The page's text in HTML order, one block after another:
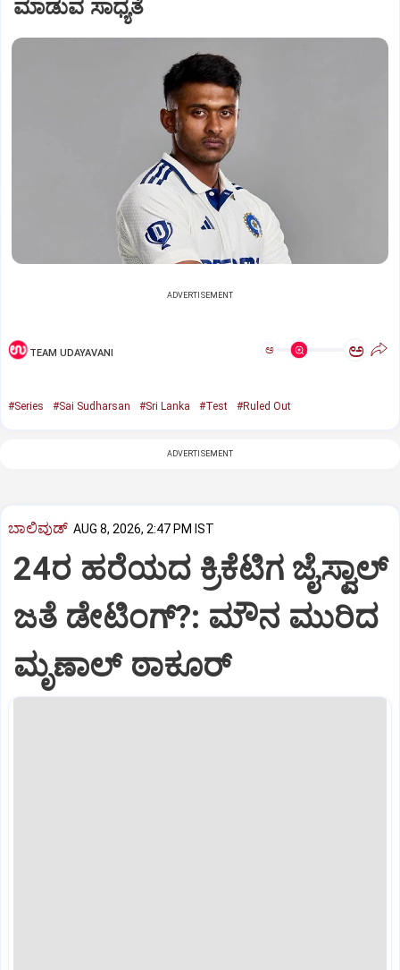
ಮಾಡುವ ಸಾಧ್ಯತೆ
ADVERTISEMENT
TEAM UDAYAVANI ಅ ಅ
#Series #Sai Sudharsan #Sri Lanka #Test #Ruled Out
ADVERTISEMENT
ಬಾಲಿವುಡ್‌ AUG 8, 2026, 2:47 PM IST
24ರ ಹರೆಯದ ಕ್ರಿಕೆಟಿಗ ಜೈಸ್ವಾಲ್‌
ಜತೆ ಡೇಟಿಂಗ್?:‌ ಮೌನ ಮುರಿದ
ಮೃಣಾಲ್‌ ಠಾಕೂರ್